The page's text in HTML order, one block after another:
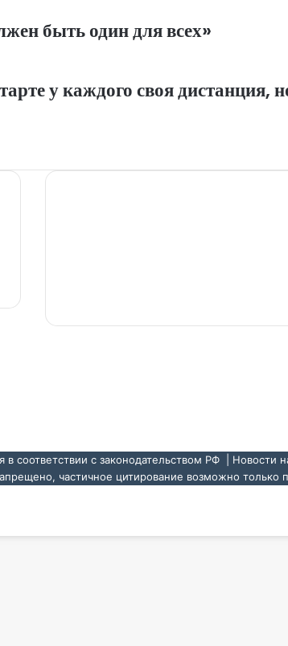
быть один для всех»
у каждого своя дистанция,
соответствии с законодательством РФ | Новости
частичное цитирование возможно только